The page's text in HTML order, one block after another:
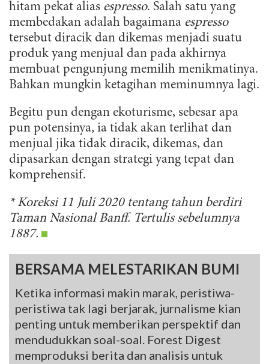
hitam pekat alias espresso. Salah satu yang
membedakan adalah bagaimana espresso
tersebut diracik dan dikemas menjadi suatu
produk yang menjual dan pada akhirnya
membuat pengunjung memilih menikmatinya.
Bahkan mungkin ketagihan meminumnya lagi.
Begitu pun dengan ekoturisme, sebesar apa
pun potensinya, ia tidak akan terlihat dan
menjual jika tidak diracik, dikemas, dan
dipasarkan dengan strategi yang tepat dan
komprehensif.
* Koreksi 11 Juli 2020 tentang tahun berdiri
Taman Nasional Banff. Tertulis sebelumnya
1887.
BERSAMA MELESTARIKAN BUMI
Ketika informasi makin marak, peristiwa-
peristiwa tak lagi berjarak, jurnalisme kian
penting untuk memberikan perspektif dan
mendudukkan soal-soal. Forest Digest
memproduksi berita dan analisis untuk